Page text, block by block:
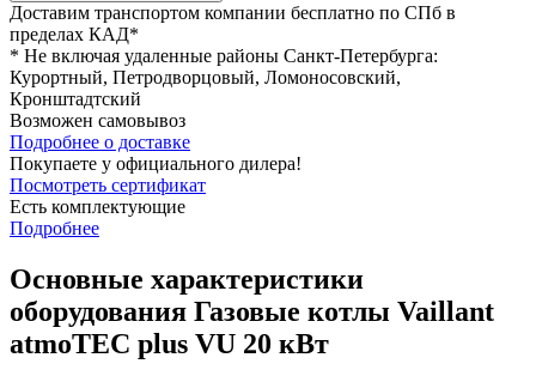
Доставим транспортом компании бесплатно по СПб в
пределах КАД*
* Не включая удаленные районы Санкт-Петербурга:
Курортный, Петродворцовый, Ломоносовский,
Кронштадтский
Возможен самовывоз
Подробнее о доставке
Покупаете у официального дилера!
Посмотреть сертификат
Есть комплектующие
Подробнее
Основные характеристики
оборудования Газовые котлы Vaillant
atmoTEC plus VU 20 кВт